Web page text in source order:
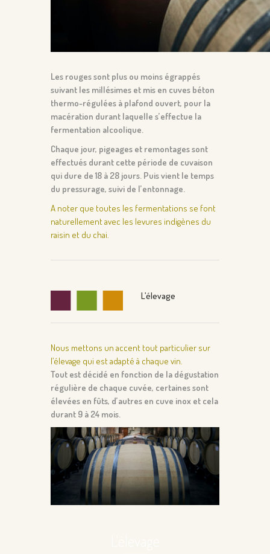
Les rouges sont plus ou moins égrappés
suivant les millésimes et mis en cuves béton
thermo-régulées à plafond ouvert, pour la
macération durant laquelle s’effectue la
fermentation alcoolique.
Chaque jour, pigeages et remontages sont
effectués durant cette période de cuvaison
qui dure de 18 à 28 jours. Puis vient le temps
du pressurage, suivi de l’entonnage.
A noter que toutes les fermentations se font
naturellement avec les levures indigènes du
raisin et du chai.
L’élevage
Nous mettons un accent tout particulier sur
l’élevage qui est adapté à chaque vin.
Tout est décidé en fonction de la dégustation
régulière de chaque cuvée, certaines sont
élevées en fûts, d’autres en cuve inox et cela
durant 9 à 24 mois.